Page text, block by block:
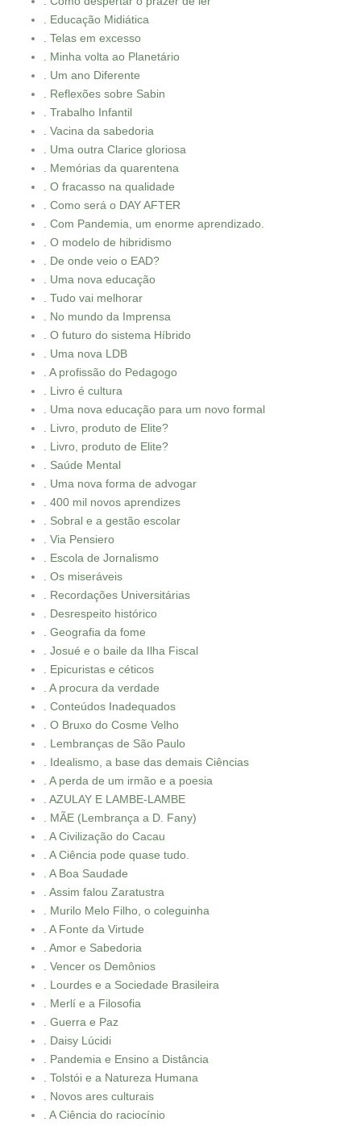
. Educação Midiática
. Telas em excesso
. Minha volta ao Planetário
. Um ano Diferente
. Reflexões sobre Sabin
. Trabalho Infantil
. Vacina da sabedoria
. Uma outra Clarice gloriosa
. Memórias da quarentena
. O fracasso na qualidade
. Como será o DAY AFTER
. Com Pandemia, um enorme aprendizado.
. O modelo de hibridismo
. De onde veio o EAD?
. Uma nova educação
. Tudo vai melhorar
. No mundo da Imprensa
. O futuro do sistema Híbrido
. Uma nova LDB
. A profissão do Pedagogo
. Livro é cultura
. Uma nova educação para um novo formal
. Livro, produto de Elite?
. Livro, produto de Elite?
. Saúde Mental
. Uma nova forma de advogar
. 400 mil novos aprendizes
. Sobral e a gestão escolar
. Via Pensiero
. Escola de Jornalismo
. Os miseráveis
. Recordações Universitárias
. Desrespeito histórico
. Geografia da fome
. Josué e o baile da Ilha Fiscal
. Epicuristas e céticos
. A procura da verdade
. Conteúdos Inadequados
. O Bruxo do Cosme Velho
. Lembranças de São Paulo
. Idealismo, a base das demais Ciências
. A perda de um irmão e a poesia
. AZULAY E LAMBE-LAMBE
. MÃE (Lembrança a D. Fany)
. A Civilização do Cacau
. A Ciência pode quase tudo.
. A Boa Saudade
. Assim falou Zaratustra
. Murilo Melo Filho, o coleguinha
. A Fonte da Virtude
. Amor e Sabedoria
. Vencer os Demônios
. Lourdes e a Sociedade Brasileira
. Merlí e a Filosofia
. Guerra e Paz
. Daisy Lúcidi
. Pandemia e Ensino a Distância
. Tolstói e a Natureza Humana
. Novos ares culturais
. A Ciência do raciocínio